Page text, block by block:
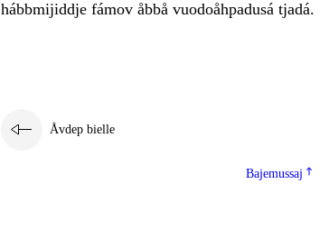
hábbmijiddje fámov åbbå vuodoåhpadusá tjadá.
Åvdep bielle
Bajemussaj